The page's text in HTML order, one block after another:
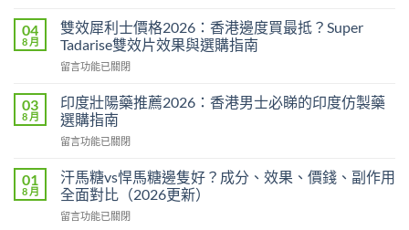
格
2026
攻
印
度
Viagra
價
比
較、
利
勁
印
度
價
格
2026：
香
哪
裡
最
04
8 月
雙效犀利士價格2026：香港邊度買最抵？Super
Tadarise雙效片效果與選購指南
在
效
犀
利
士
格
2026：
香
港
留言功能已關閉
03
8 月
印度壯陽藥推薦2026：香港男士必睇的印度仿製藥
選購指南
在
度
壯
陽
藥
留言功能已關閉
01
8 月
汗馬糖vs悍馬糖邊隻好？成分、效果、價錢、副作用
全面對比（2026更新）
在
留言功能已關閉